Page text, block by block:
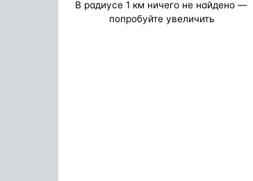
В радиусе 1 км ничего не найдено —
попробуйте увеличить